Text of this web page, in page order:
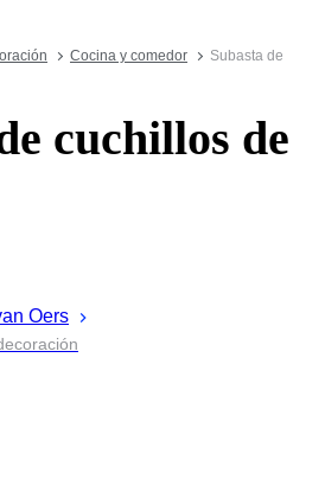
Cocina y comedor
Subasta de
cuchillos de
Oers